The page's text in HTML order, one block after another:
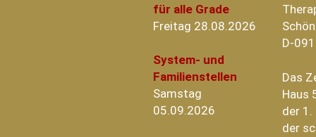
für alle Grade
Freitag 28.08.2026
System- und
Familienstellen
Samstag
05.09.2026
D-
Das
Haus
der 1.
der